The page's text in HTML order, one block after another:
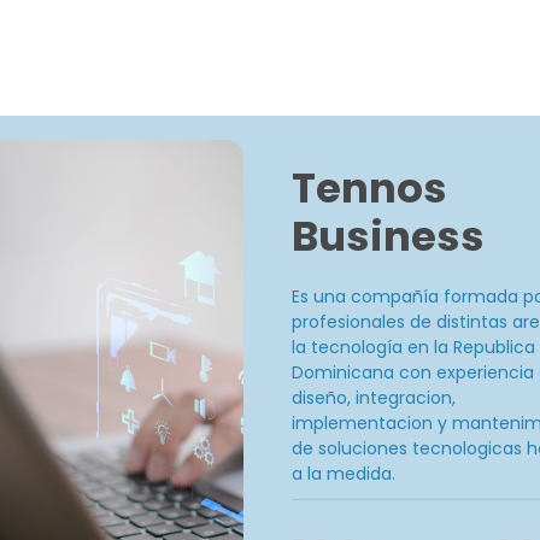
Tennos
Business
Es una compañía formada
profesionales de distintas
la tecnología en la Republica
Dominicana con experiencia
diseño, integracion,
implementacion y
de soluciones tecnologicas
a la medida.